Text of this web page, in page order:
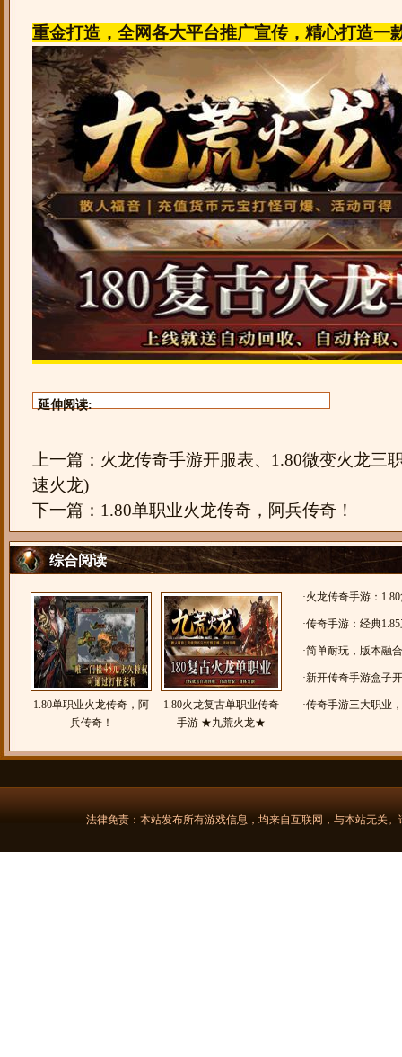
重金打造，全网各大平台推广宣传，精心打造一
延伸阅读:
上一篇： 火龙传奇手游开服表、1.80微变火龙三
速火龙)
下一篇： 1.80单职业火龙传奇，阿兵传奇！
综合阅读
1.80单职业火龙传奇，阿
兵传奇！
1.80火龙复古单职业传奇
手游 ★九荒火龙★
·火龙传奇手游：
《盛誉无双》
·传奇手游：经典
1.85合击，飞虹合击
·简单耐玩，版本融
切，1.85猫猫上古火
·新开传奇手游盒子
业
·传奇手游三大职业
法律免责：本站发布所有游戏信息，均来自互联网，与本站无关